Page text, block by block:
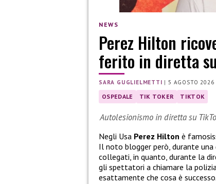
NEWS
Perez Hilton
ferito in diretta
SARA GUGLIELMETTI |5 AGOSTO 2026
OSPEDALE TIK TOKER TIKTOK
Autolesionismo in diretta su
Negli Usa Perez Hilton è
Il noto blogger però, durante
collegati, in quanto, durante la
gli spettatori a chiamare la
esattamente che cosa è successo.